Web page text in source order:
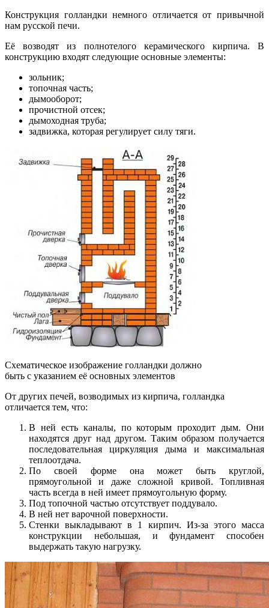
Конструкция голландки немного отличается от привычной
нам русской печи.
Её возводят из полнотелого керамического кирпича. В
конструкцию входят следующие основные элементы:
зольник;
топочная часть;
дымооборот;
прочистной отсек;
дымоходная труба;
задвижка, которая регулирует силу тяги.
Схематическое изображение голландки должно
быть с указанием её основных элементов
От других печей, возводимых из кирпича, голландка
отличается тем, что:
В ней есть каналы, по которым проходит дым. Они
находятся друг над другом. Таким образом получается
последовательная циркуляция дыма и максимальная
теплоотдача.
По своей форме она может быть круглой,
прямоугольной и даже сложной кривой. Топливная
часть всегда в ней имеет прямоугольную форму.
Под топочной частью отсутствует поддувало.
В ней нет варочной поверхности.
Стенки выкладывают в 1 кирпич. Из-за этого масса
конструкции небольшая, и фундамент способен
выдержать такую нагрузку.